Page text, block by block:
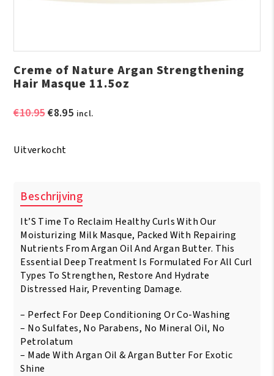
Creme of Nature Argan Strengthening
Hair Masque 11.5oz
€10.95Oorspronkelijke
€10.95.
€8.95Huidige
incl.
Uitverkocht
Beschrijving
It’S Time To Reclaim Healthy Curls With Our
Moisturizing Milk Masque, Packed With Repairing
Nutrients From Argan Oil And Argan Butter. This
Essential Deep Treatment Is Formulated For All Curl
Types To Strengthen, Restore And Hydrate
Distressed Hair, Preventing Damage.
– Perfect For Deep Conditioning Or Co-Washing
– No Sulfates, No Parabens, No Mineral Oil, No
Petrolatum
– Made With Argan Oil & Argan Butter For Exotic
Shine